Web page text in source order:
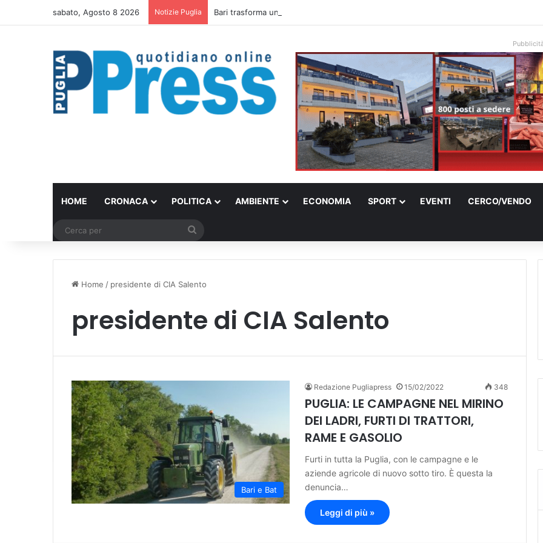
sabato, Agosto 8 2026 Notizie Puglia Bari trasforma una villa confiscata alla mafia in un micro nido: nasce anche il cimitero
HOME CRONACA POLITICA AMBIENTE ECONOMIA SPORT EVENTI CERCO/VENDO
Home / presidente di CIA Salento
presidente di CIA Salento
Bari e Bat
Redazione Pugliapress 15/02/2022 348
PUGLIA: LE CAMPAGNE NEL MIRINO
DEI LADRI, FURTI DI TRATTORI,
RAME E GASOLIO
Furti in tutta la Puglia, con le campagne e le
aziende agricole di nuovo sotto tiro. È questa la
denuncia…
Leggi di più »